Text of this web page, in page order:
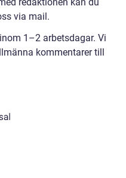
via mail.
1–2 arbetsdagar. Vi
kommentarer till